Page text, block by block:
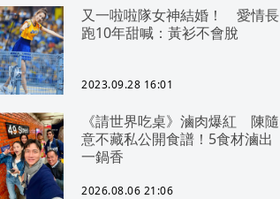
又一啦啦隊女神結婚！ 愛情長
跑10年甜喊：黃衫不會脫
2023.09.28 16:01
《請世界吃桌》滷肉爆紅 陳隨
意不藏私公開食譜！5食材滷出
一鍋香
2026.08.06 21:06